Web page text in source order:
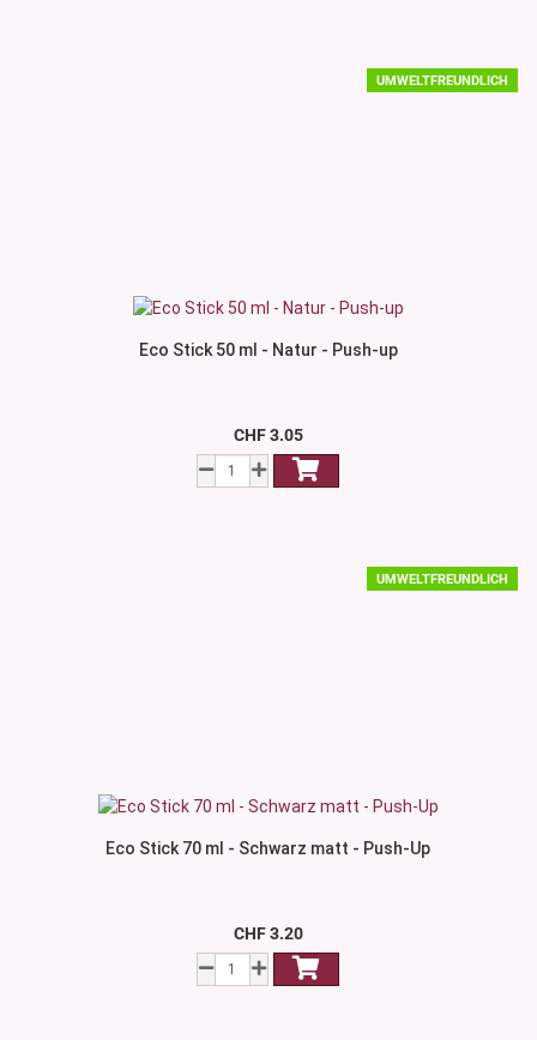
UMWELTFREUNDLICH
Eco Stick 50 ml - Natur - Push-up
CHF 3.05
UMWELTFREUNDLICH
Eco Stick 70 ml - Schwarz matt - Push-Up
CHF 3.20